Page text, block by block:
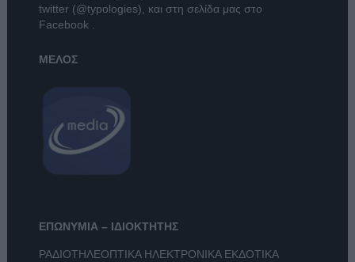
twitter (@typologies) , και στη σελίδα μας στο
Facebook
ΜΕΛΟΣ
ΕΠΩΝΥΜΙΑ – ΙΔΙΟΚΤΗΤΗΣ
ΡΑΔΙΟΤΗΛΕΟΠΤΙΚΑ ΗΛΕΚΤΡΟΝΙΚΑ ΕΚΔΟΤΙΚΑ